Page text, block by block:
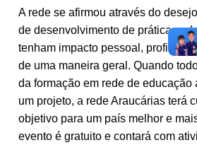
A rede se afirmou através do
de desenvolvimento de práticas
tenham impacto pessoal,
de uma maneira geral. Quando
da formação em rede de educação
um projeto, a rede Araucárias terá
objetivo para um país melhor e
evento é gratuito e contará com